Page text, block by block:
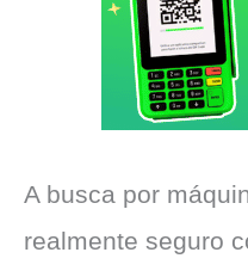
A busca por
realmente seguro